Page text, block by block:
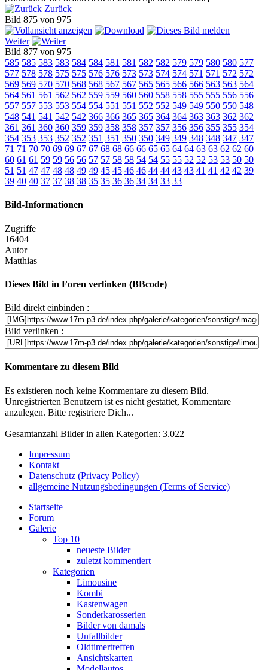
Zurück
Bild 875 von 975
Weiter
Bild 877 von 975
585 585 583 583 584 584 581 581 582 582 579 579 580 580 577
577 578 578 575 575 576 576 573 573 574 574 571 571 572 572
569 569 570 570 568 568 567 567 565 565 566 566 563 563 564
564 561 561 562 562 559 559 560 560 558 558 555 555 556 556
557 557 553 553 554 554 551 551 552 552 549 549 550 550 548
548 541 541 542 542 366 366 365 365 364 364 363 363 362 362
361 361 360 360 359 359 358 358 357 357 356 356 355 355 354
354 353 353 352 352 351 351 350 350 349 349 348 348 347 347
71 71 70 70 69 69 67 67 68 68 66 66 65 65 64 64 63 63 62 62 60
60 61 61 59 59 56 56 57 57 58 58 54 54 55 55 52 52 53 53 50 50
51 51 47 47 48 48 49 49 45 45 46 46 44 44 43 43 41 41 42 42 39
39 40 40 37 37 38 38 35 35 36 36 34 34 33 33
Bild-Informationen
Zugriffe
16404
Autor
Matthias
Dieses Bild in Foren verlinken (BBcode)
Bild direkt einbinden :
Bild verlinken :
Kommentare zu diesem Bild
Es existieren noch keine Kommentare zu diesem Bild.
Unregistrierten Benutzern ist es nicht gestattet, Kommentare
anzulegen. Bitte registriere Dich...
Gesamtanzahl Bilder in allen Kategorien: 3.022
Impressum
Kontakt
Datenschutz (Privacy Policy)
allgemeine Nutzungsbedingungen (Terms of Service)
Startseite
Forum
Galerie
Top 10
neueste Bilder
zuletzt kommentiert
Kategorien
Limousine
Kombi
Kastenwagen
Sonderkarosserien
Bilder von damals
Unfallbilder
Oldtimertreffen
Ansichtskarten